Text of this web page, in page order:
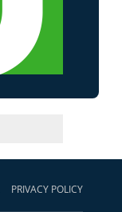
PRIVACY POLICY